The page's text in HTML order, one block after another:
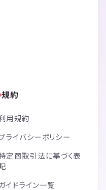
規約
用規約
ライバシーポリシー
定商取引法に基づく表
イドライン一覧